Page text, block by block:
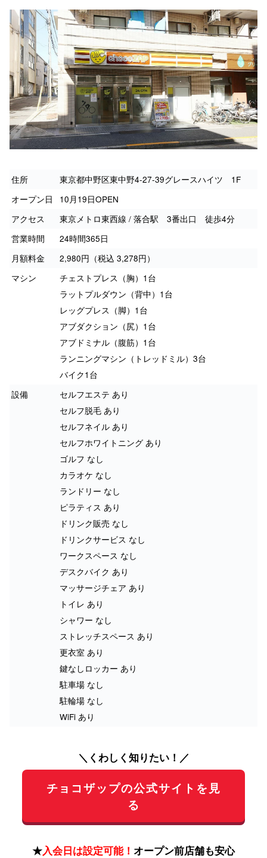
住所
東京都中野区東中野4-27-39グレースハイツ 1F
オープン日
10月19日OPEN
アクセス
東京メトロ東西線 / 落合駅 3番出口 徒歩4分
営業時間
24時間365日
月額料金
2,980円（税込 3,278円）
マシン
チェストプレス（胸）1台
ラットプルダウン（背中）1台
レッグプレス（脚）1台
アブダクション（尻）1台
アブドミナル（腹筋）1台
ランニングマシン（トレッドミル）3台
バイク1台
設備
セルフエステ あり
セルフ脱毛 あり
セルフネイル あり
セルフホワイトニング あり
ゴルフ なし
カラオケ なし
ランドリー なし
ピラティス あり
ドリンク販売 なし
ドリンクサービス なし
ワークスペース なし
デスクバイク あり
マッサージチェア あり
トイレ あり
シャワー なし
ストレッチスペース あり
更衣室 あり
鍵なしロッカー あり
駐車場 なし
駐輪場 なし
WiFi あり
＼くわしく知りたい！／
チョコザップの公式サイトを見
る
★入会日は設定可能！ オープン前店舗も安心